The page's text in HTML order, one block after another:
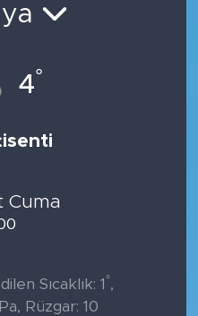
4°
Cuma
Sıcaklık: 1 °,
Rüzgar: 10